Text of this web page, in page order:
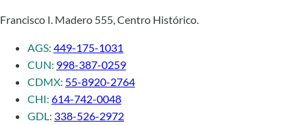
Francisco I. Madero 555, Centro Histórico.
AGS: 449-175-1031
CUN: 998-387-0259
CDMX: 55-8920-2764
CHI: 614-742-0048
GDL: 338-526-2972